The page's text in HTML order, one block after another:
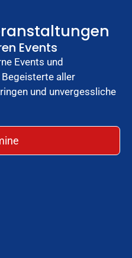
Events
Events und
aller
und unvergessliche